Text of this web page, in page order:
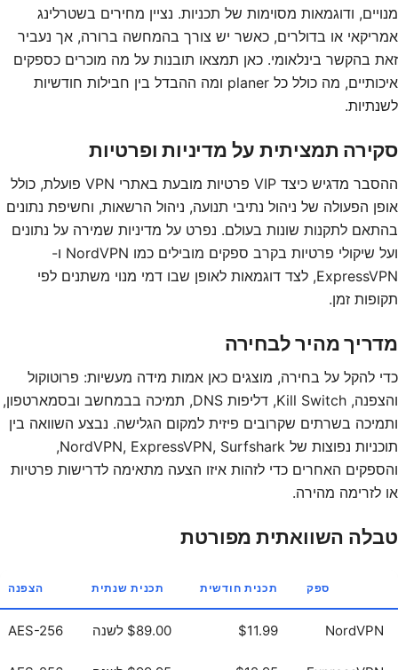
מנויים, ודוגמאות מסוימות של תכניות. נציין מחירים בשטרלינג
אמריקאי או בדולרים, כאשר יש צורך בהמחשה ברורה, אך נעביר
זאת בהקשר בינלאומי. כאן תמצאו תובנות על מה מוכרים כספקים
איכותיים, מה כולל כל planer ומה ההבדל בין חבילות חודשיות
לשנתיות.
סקירה תמציתית על מדיניות ופרטיות
ההסבר מדגיש כיצד VIP פרטיות מובעת באתרי VPN פועלת, כולל
אופן הפעולה של ניהול נתיבי תנועה, ניהול הרשאות, וחשיפת נתונים
בהתאם לתקנות שונות בעולם. נפרט על מדיניות שמירה על נתונים
ועל שיקולי פרטיות בקרב ספקים מובילים כמו NordVPN ו-
ExpressVPN, לצד דוגמאות לאופן שבו דמי מנוי משתנים לפי
תקופות זמן.
מדריך מהיר לבחירה
כדי להקל על בחירה, מוצגים כאן אמות מידה מעשיות: פרוטוקול
והצפנה, Kill Switch, דליפות DNS, תמיכה בבמחשב ובסמארטפון,
ותמיכה בשרתים שקרובים פיזית למקום הגלישה. נבצע השוואה בין
תוכניות נפוצות של NordVPN, ExpressVPN, Surfshark,
והספקים האחרים כדי לזהות איזו הצעה מתאימה לדרישות פרטיות
או לזרימה מהירה.
טבלה השוואתית מפורטת
ספק תכנית חודשית תכנית שנתית הצפנה
NordVPN
$11.99 $89.00 לשנה AES-256